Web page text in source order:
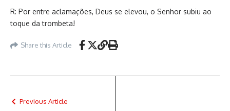
R: Por entre aclamações, Deus se elevou, o Senhor subiu ao
toque da trombeta!
Share this Article
Previous Article